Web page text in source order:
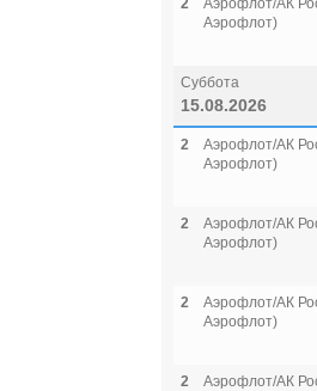
2
Аэрофлот/АК
Аэрофлот)
Суббота
15.08.2026
2
Аэрофлот/АК
Аэрофлот)
2
Аэрофлот/АК
Аэрофлот)
2
Аэрофлот/АК
Аэрофлот)
2
Аэрофлот/АК